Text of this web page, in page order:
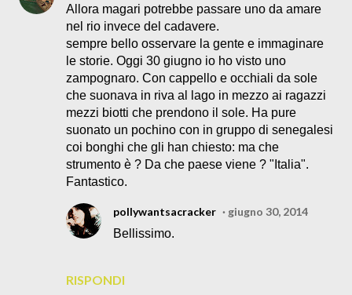
Allora magari potrebbe passare uno da amare
nel rio invece del cadavere.
sempre bello osservare la gente e immaginare
le storie. Oggi 30 giugno io ho visto uno
zampognaro. Con cappello e occhiali da sole
che suonava in riva al lago in mezzo ai ragazzi
mezzi biotti che prendono il sole. Ha pure
suonato un pochino con in gruppo di senegalesi
coi bonghi che gli han chiesto: ma che
strumento è ? Da che paese viene ? "Italia".
Fantastico.
RISPONDI
pollywantsacracker
giugno 30, 2014
Bellissimo.